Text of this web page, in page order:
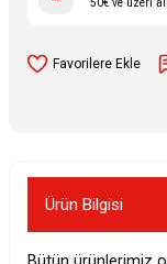
Ürün Bilgisi